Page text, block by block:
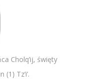
Cholq’ij, święty
Tz’i’.